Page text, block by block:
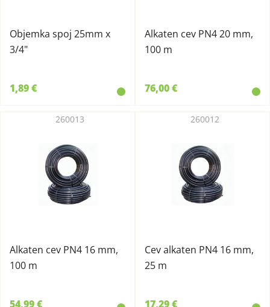
Objemka spoj 25mm x
3/4"
1,89 €
Alkaten cev PN4 20 mm,
100 m
76,00 €
Alkaten cev PN4 16 mm,
100 m
260013
54,99 €
Cev alkaten PN4 16 mm,
25 m
260012
17,29 €